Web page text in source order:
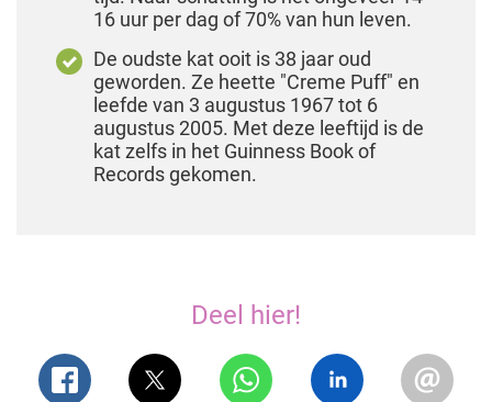
16 uur per dag of 70% van hun leven.
De oudste kat ooit is 38 jaar oud
geworden. Ze heette "Creme Puff" en
leefde van 3 augustus 1967 tot 6
augustus 2005. Met deze leeftijd is de
kat zelfs in het Guinness Book of
Records gekomen.
Deel hier!